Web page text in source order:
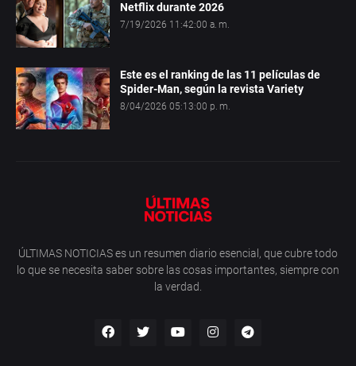
Netflix durante 2026
7/19/2026 11:42:00 a. m.
Este es el ranking de las 11 películas de
Spider-Man, según la revista Variety
8/04/2026 05:13:00 p. m.
ÚLTIMAS NOTICIAS es un resumen diario esencial, que cubre todo
lo que se necesita saber sobre las cosas importantes, siempre con
la verdad.